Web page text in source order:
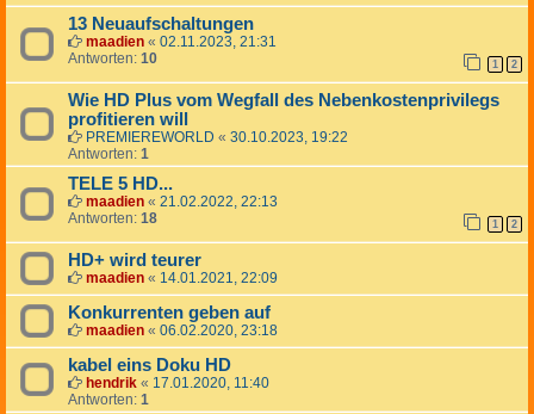
13 Neuaufschaltungen
maadien « 02.11.2023, 21:31
Antworten: 10 1 2
Wie HD Plus vom Wegfall des Nebenkostenprivilegs
profitieren will
PREMIEREWORLD « 30.10.2023, 19:22
Antworten: 1
TELE 5 HD...
maadien « 21.02.2022, 22:13
Antworten: 18 1 2
HD+ wird teurer
maadien « 14.01.2021, 22:09
Konkurrenten geben auf
maadien « 06.02.2020, 23:18
kabel eins Doku HD
hendrik « 17.01.2020, 11:40
Antworten: 1